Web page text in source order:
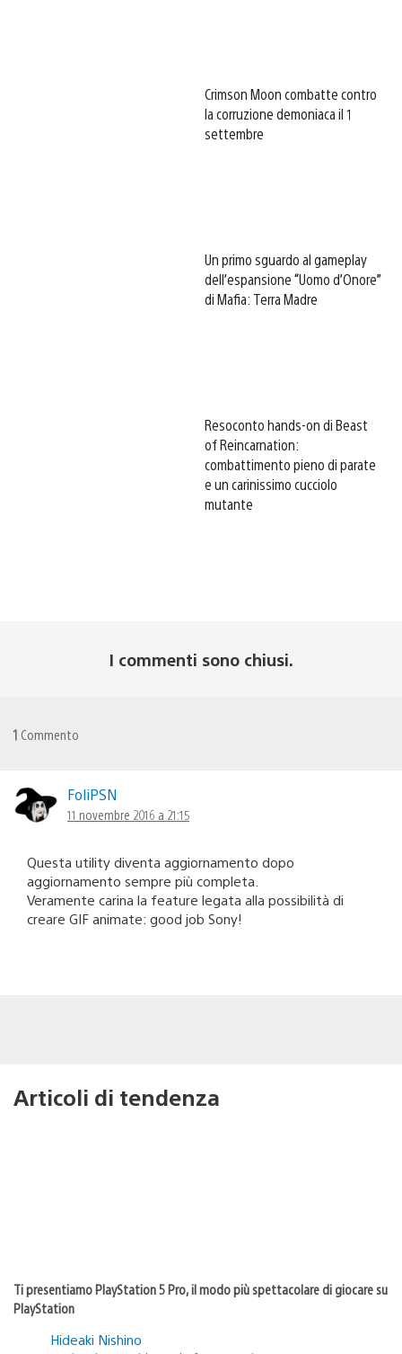
Crimson Moon combatte contro
la corruzione demoniaca il 1
settembre
Un primo sguardo al gameplay
dell’espansione “Uomo d’Onore”
di Mafia: Terra Madre
Resoconto hands-on di Beast
of Reincarnation:
combattimento pieno di parate
e un carinissimo cucciolo
mutante
I commenti sono chiusi.
1 Commento
FoliPSN
11 novembre 2016 a 21:15
Questa utility diventa aggiornamento dopo
aggiornamento sempre più completa.
Veramente carina la feature legata alla possibilità di
creare GIF animate: good job Sony!
Articoli di tendenza
Ti presentiamo PlayStation 5 Pro, il modo più spettacolare di giocare su
PlayStation
Hideaki Nishino